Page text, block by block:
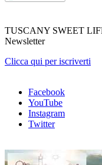
TUSCANY SWEET
Newsletter
Clicca qui per iscriverti
Facebook
YouTube
Instagram
Twitter